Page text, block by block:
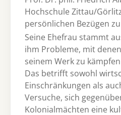
Hochschule Zittau/
persönlichen Bezügen
Seine Ehefrau stammt
ihm Probleme, mit
seinem Werk zu
Das betrifft sowohl
Einschränkungen als
Versuche, sich
Kolonialmächten eine